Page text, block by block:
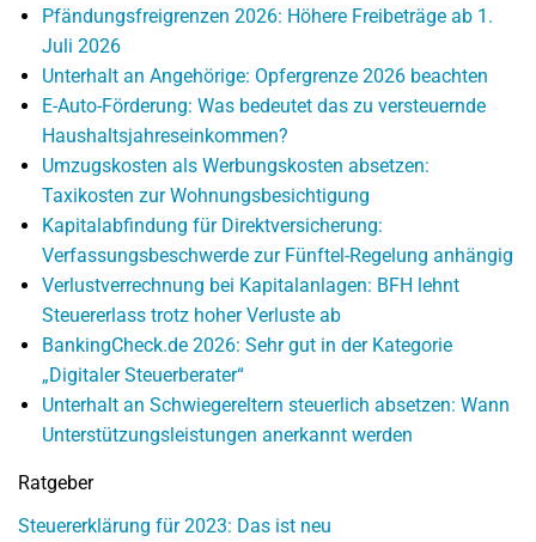
Pfändungsfreigrenzen 2026: Höhere Freibeträge ab 1.
Juli 2026
Unterhalt an Angehörige: Opfergrenze 2026 beachten
E-Auto-Förderung: Was bedeutet das zu versteuernde
Haushaltsjahreseinkommen?
Umzugskosten als Werbungskosten absetzen:
Taxikosten zur Wohnungsbesichtigung
Kapitalabfindung für Direktversicherung:
Verfassungsbeschwerde zur Fünftel-Regelung anhängig
Verlustverrechnung bei Kapitalanlagen: BFH lehnt
Steuererlass trotz hoher Verluste ab
BankingCheck.de 2026: Sehr gut in der Kategorie
„Digitaler Steuerberater“
Unterhalt an Schwiegereltern steuerlich absetzen: Wann
Unterstützungsleistungen anerkannt werden
Ratgeber
Steuererklärung für 2023: Das ist neu